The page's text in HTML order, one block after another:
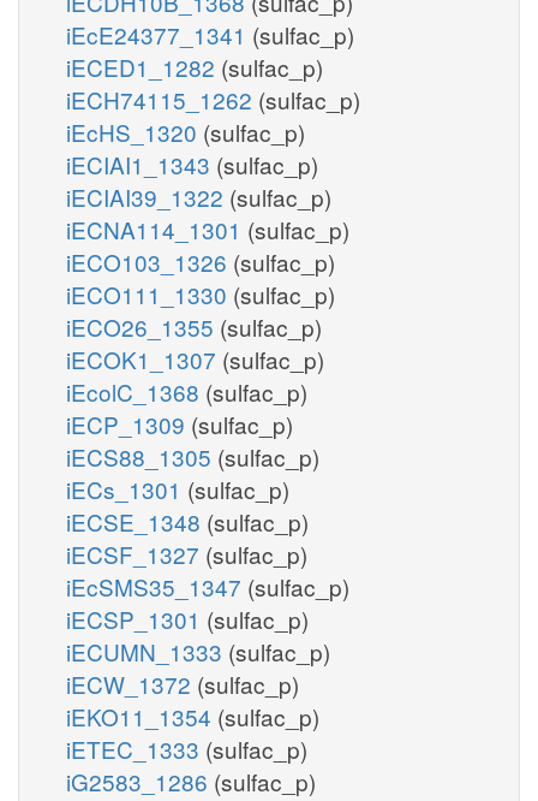
iEcE24377_1341 (sulfac_p)
iECED1_1282 (sulfac_p)
iECH74115_1262 (sulfac_p)
iEcHS_1320 (sulfac_p)
iECIAI1_1343 (sulfac_p)
iECIAI39_1322 (sulfac_p)
iECNA114_1301 (sulfac_p)
iECO103_1326 (sulfac_p)
iECO111_1330 (sulfac_p)
iECO26_1355 (sulfac_p)
iECOK1_1307 (sulfac_p)
iEcolC_1368 (sulfac_p)
iECP_1309 (sulfac_p)
iECS88_1305 (sulfac_p)
iECs_1301 (sulfac_p)
iECSE_1348 (sulfac_p)
iECSF_1327 (sulfac_p)
iEcSMS35_1347 (sulfac_p)
iECSP_1301 (sulfac_p)
iECUMN_1333 (sulfac_p)
iECW_1372 (sulfac_p)
iEKO11_1354 (sulfac_p)
iETEC_1333 (sulfac_p)
iG2583_1286 (sulfac_p)